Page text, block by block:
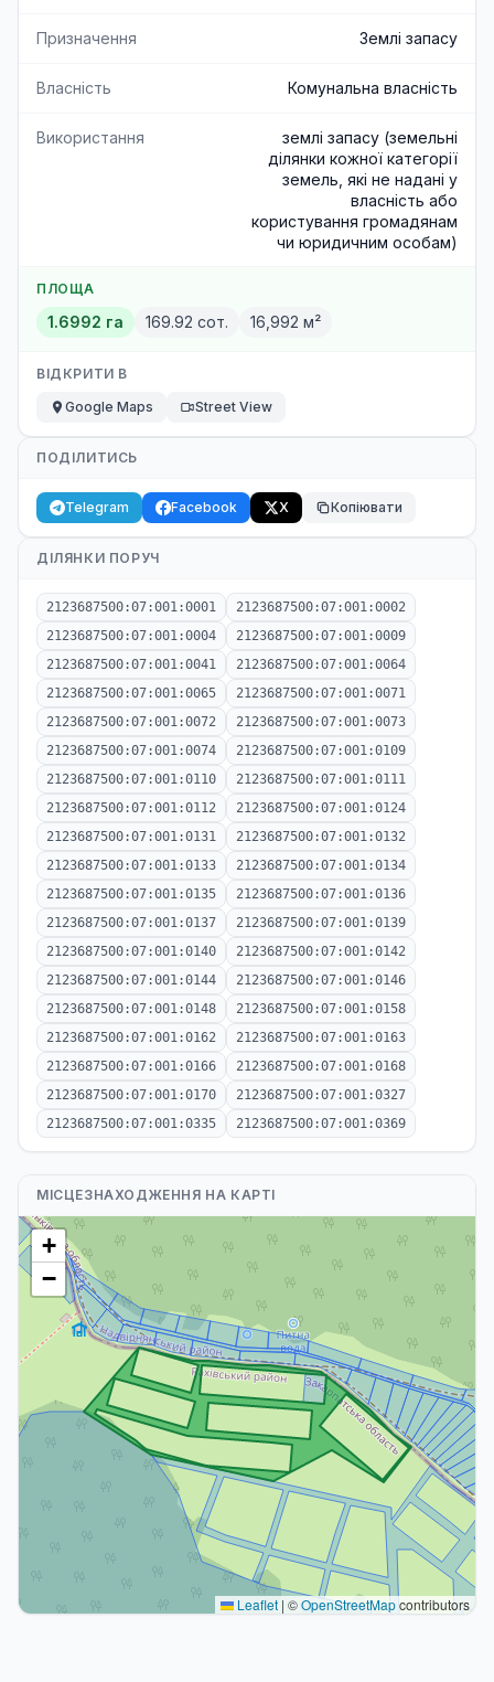
Призначення Землі запасу
Власність Комунальна власність
Використання
землі запасу (земельні
ділянки кожної категорії
земель, які не надані у
власність або
користування громадянам
чи юридичним особам)
ПЛОЩА
1.6992 га 169.92 сот. 16,992 м²
ВІДКРИТИ В
Google Maps
Street View
ПОДІЛИТИСЬ
Telegram Facebook X Копіювати
ДІЛЯНКИ ПОРУЧ
2123687500:07:001:0001
2123687500:07:001:0002
2123687500:07:001:0004
2123687500:07:001:0009
2123687500:07:001:0041
2123687500:07:001:0064
2123687500:07:001:0065
2123687500:07:001:0071
2123687500:07:001:0072
2123687500:07:001:0073
2123687500:07:001:0074
2123687500:07:001:0109
2123687500:07:001:0110
2123687500:07:001:0111
2123687500:07:001:0112
2123687500:07:001:0124
2123687500:07:001:0131
2123687500:07:001:0132
2123687500:07:001:0133
2123687500:07:001:0134
2123687500:07:001:0135
2123687500:07:001:0136
2123687500:07:001:0137
2123687500:07:001:0139
2123687500:07:001:0140
2123687500:07:001:0142
2123687500:07:001:0144
2123687500:07:001:0146
2123687500:07:001:0148
2123687500:07:001:0158
2123687500:07:001:0162
2123687500:07:001:0163
2123687500:07:001:0166
2123687500:07:001:0168
2123687500:07:001:0170
2123687500:07:001:0327
2123687500:07:001:0335
2123687500:07:001:0369
МІСЦЕЗНАХОДЖЕННЯ НА КАРТІ
+
−
Leaflet | ©OpenStreetMapcontributors